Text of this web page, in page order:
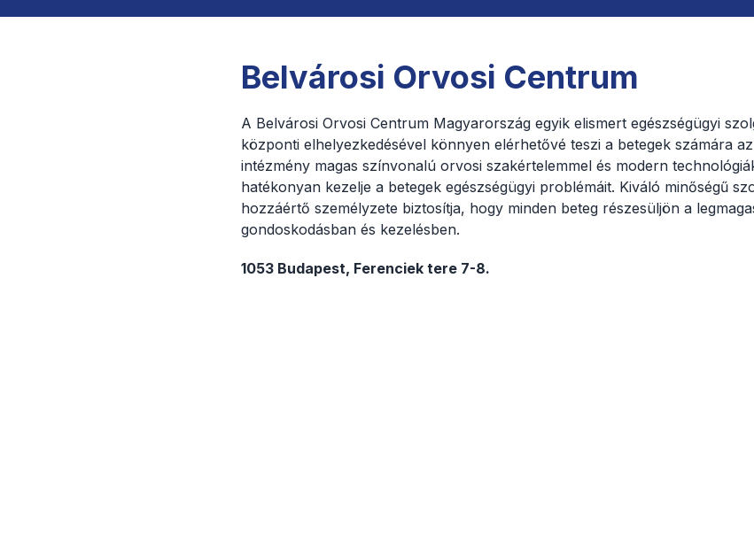
Belvárosi Orvosi Centrum
A Belvárosi Orvosi Centrum Magyarország egyik elismert egészségügyi
központi elhelyezkedésével könnyen elérhetővé teszi a betegek számára
intézmény magas színvonalú orvosi szakértelemmel és modern
hatékonyan kezelje a betegek egészségügyi problémáit. Kiváló minőségű
hozzáértő személyzete biztosítja, hogy minden beteg részesüljön a
gondoskodásban és kezelésben.
1053 Budapest, Ferenciek tere 7-8.